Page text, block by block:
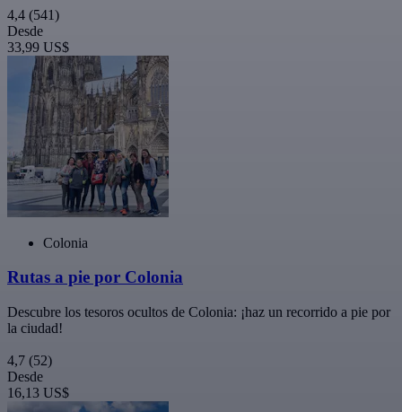
4,4 (541)
Desde
33,99 US$
Colonia
Rutas a pie por Colonia
Descubre los tesoros ocultos de Colonia: ¡haz un recorrido a pie por
la ciudad!
4,7 (52)
Desde
16,13 US$